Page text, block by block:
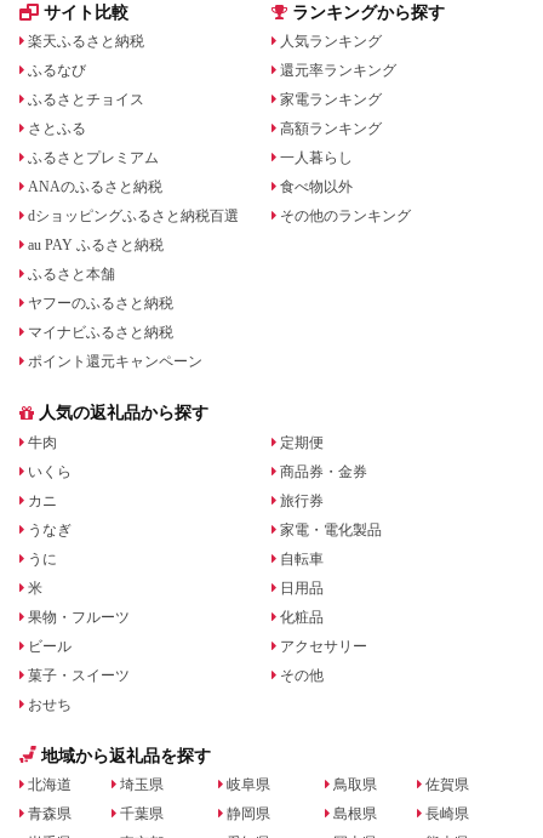
サイト比較
楽天ふるさと納税
ふるなび
ふるさとチョイス
さとふる
ふるさとプレミアム
ANAのふるさと納税
dショッピングふるさと納税百選
au PAY ふるさと納税
ふるさと本舗
ヤフーのふるさと納税
マイナビふるさと納税
ポイント還元キャンペーン
ランキングから探す
人気ランキング
還元率ランキング
家電ランキング
高額ランキング
一人暮らし
食べ物以外
その他のランキング
人気の返礼品から探す
牛肉
いくら
カニ
うなぎ
うに
米
果物・フルーツ
ビール
菓子・スイーツ
おせち
定期便
商品券・金券
旅行券
家電・電化製品
自転車
日用品
化粧品
アクセサリー
その他
地域から返礼品を探す
北海道
青森県
埼玉県
千葉県
岐阜県
静岡県
鳥取県
島根県
佐賀県
長崎県